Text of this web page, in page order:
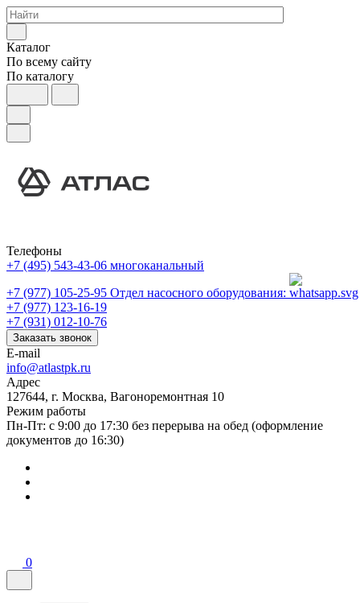
Каталог
По всему сайту
По каталогу
Телефоны
+7 (495) 543-43-06 многоканальный
+7 (977) 105-25-95 Отдел насосного оборудования:
+7 (977) 123-16-19
+7 (931) 012-10-76
Заказать звонок
E-mail
info@atlastpk.ru
Адрес
127644, г. Москва, Вагоноремонтная 10
Режим работы
Пн-Пт: с 9:00 до 17:30 без перерыва на обед (оформление
документов до 16:30)
0